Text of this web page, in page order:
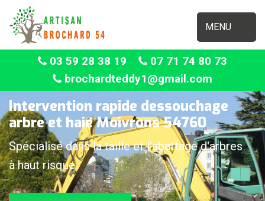
MENU
03 59 28 38 19
07 71 74 80 73
brochardteddy1@gmail.com
Intervention rapide dessouchage
arbre et haie Moivrons 54760
Spécialisé dans la taille et l'abattage d'arbres
à haut risque